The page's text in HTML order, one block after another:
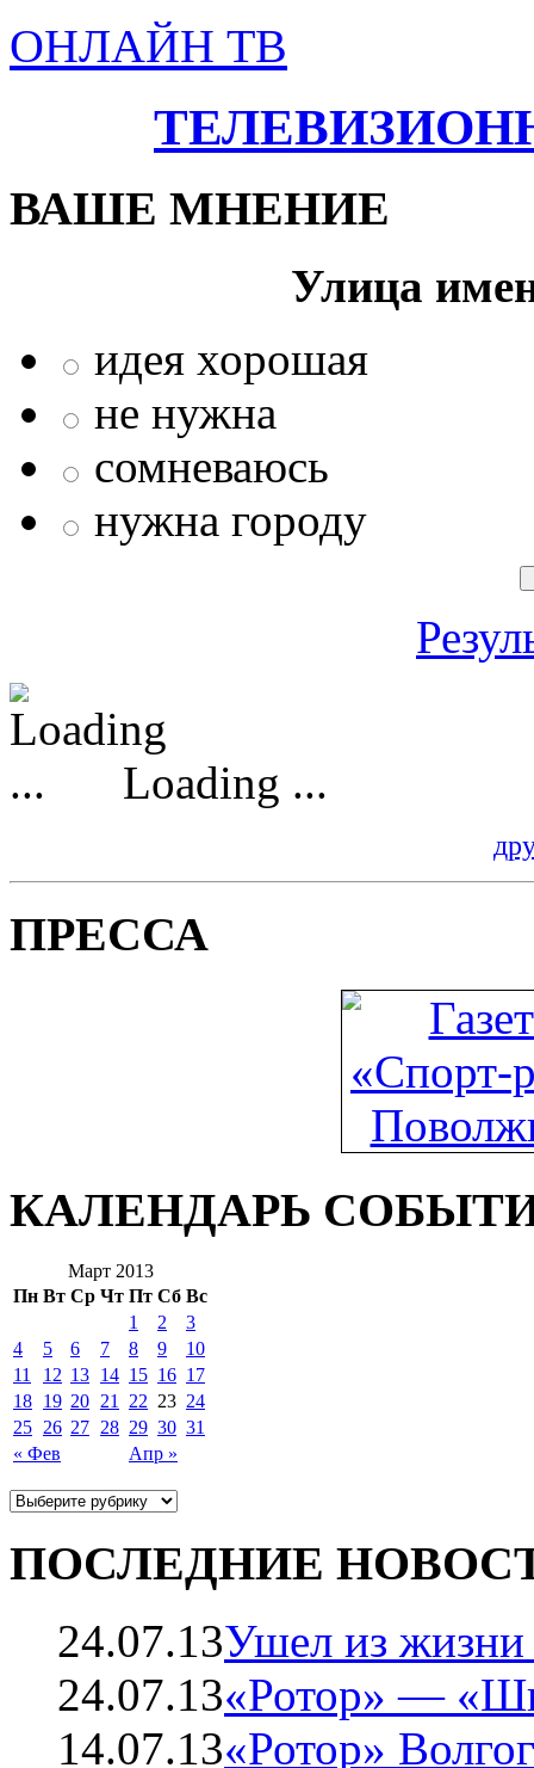
ОНЛАЙН ТВ
ВАШЕ МНЕНИЕ
Улица
идея хорошая
не нужна
сомневаюсь
нужна городу
Loading ...
ПРЕССА
КАЛЕНДАРЬ
Март 2013
Пн Вт Ср Чт Пт Сб Вс
« Фев Апр »
1 2
3
4
5 6 7 8 9
10
11
12 13 14 15 16 17
18 19 20 21 22 23 24
25 26 27 28 29 30 31
ПОСЛЕДНИЕ
24.07.13Ушел из жизни
24.07.13«Ротор» —
14.07.13«Ротор»